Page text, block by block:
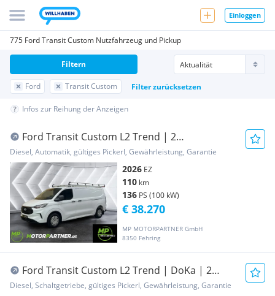
Einloggen
775 Ford Transit Custom Nutzfahrzeug und Pickup
Ford Transit Custom Filter zurücksetzen
Filtern
Infos zur Reihung der Anzeigen
Ford Transit Custom L2 Trend | 2
Schiebetüren | Auto... Transporter /
Kastenwagen
Diesel, Automatik, gültiges Pickerl, Gewährleistung, Garantie
2026 EZ
110 km
136 PS (100 kW)
MP MOTORPARTNER GmbH
8350 Fehring
€ 38.270
Ford Transit Custom L2 Trend | DoKa | 2
Schiebetüren... Transporter / Kastenwagen
Diesel, Schaltgetriebe, gültiges Pickerl, Gewährleistung, Garantie